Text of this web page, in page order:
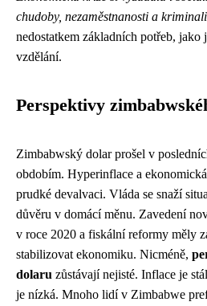
chudoby, nezaměstnanosti a
nedostatkem základních potřeb, jako
vzdělání.
Perspektivy
Zimbabwský dolar prošel v
obdobím. Hyperinflace a
prudké devalvaci. Vláda se snaží
důvěru v domácí měnu. Zavedení
v roce 2020 a fiskální reformy měly
stabilizovat ekonomiku. Nicméně,
dolaru zůstávají nejisté. Inflace je
je nízká. Mnoho lidí v Zimbabwe